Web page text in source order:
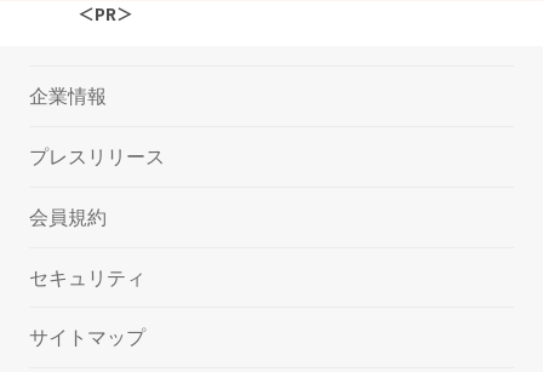
＜PR＞
企業情報
プレスリリース
会員規約
セキュリティ
サイトマップ